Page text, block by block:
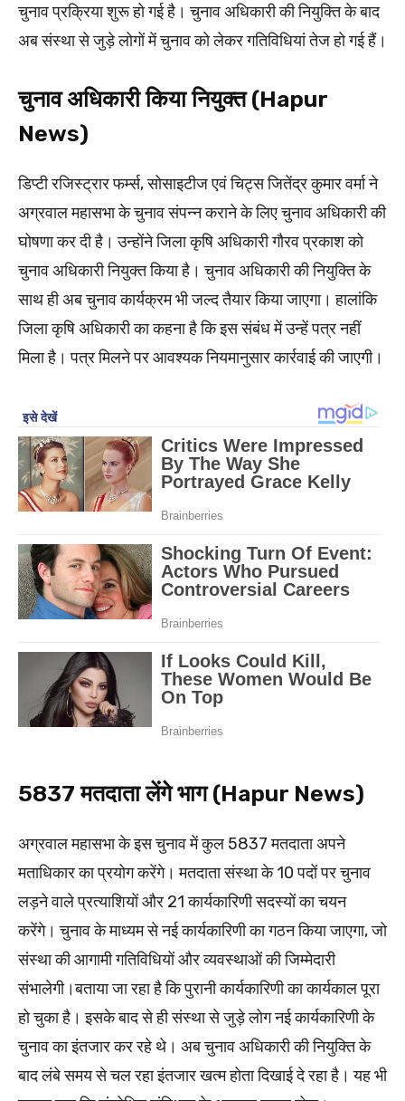
चुनाव प्रक्रिया शुरू हो गई है। चुनाव अधिकारी की नियुक्ति के बाद
अब संस्था से जुड़े लोगों में चुनाव को लेकर गतिविधियां तेज हो गई हैं।
चुनाव अधिकारी किया नियुक्त (Hapur
News)
डिप्टी रजिस्ट्रार फर्म्स, सोसाइटीज एवं चिट्स जितेंद्र कुमार वर्मा ने
अग्रवाल महासभा के चुनाव संपन्न कराने के लिए चुनाव अधिकारी की
घोषणा कर दी है। उन्होंने जिला कृषि अधिकारी गौरव प्रकाश को
चुनाव अधिकारी नियुक्त किया है। चुनाव अधिकारी की नियुक्ति के
साथ ही अब चुनाव कार्यक्रम भी जल्द तैयार किया जाएगा। हालांकि
जिला कृषि अधिकारी का कहना है कि इस संबंध में उन्हें पत्र नहीं
मिला है। पत्र मिलने पर आवश्यक नियमानुसार कार्रवाई की जाएगी।
5837 मतदाता लेंगे भाग (Hapur News)
अग्रवाल महासभा के इस चुनाव में कुल 5837 मतदाता अपने
मताधिकार का प्रयोग करेंगे। मतदाता संस्था के 10 पदों पर चुनाव
लड़ने वाले प्रत्याशियों और 21 कार्यकारिणी सदस्यों का चयन
करेंगे। चुनाव के माध्यम से नई कार्यकारिणी का गठन किया जाएगा, जो
संस्था की आगामी गतिविधियों और व्यवस्थाओं की जिम्मेदारी
संभालेगी।बताया जा रहा है कि पुरानी कार्यकारिणी का कार्यकाल पूरा
हो चुका है। इसके बाद से ही संस्था से जुड़े लोग नई कार्यकारिणी के
चुनाव का इंतजार कर रहे थे। अब चुनाव अधिकारी की नियुक्ति के
बाद लंबे समय से चल रहा इंतजार खत्म होता दिखाई दे रहा है। यह भी